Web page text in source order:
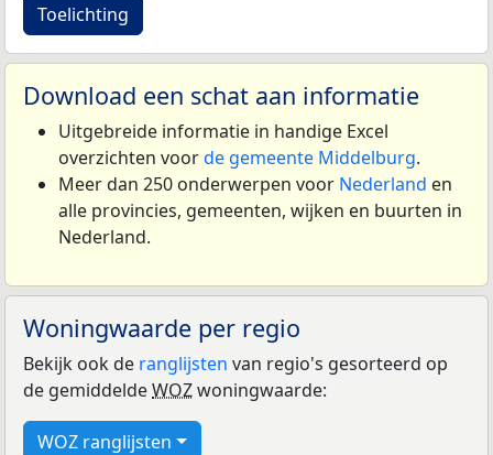
Toelichting
Download een schat aan informatie
Uitgebreide informatie in handige Excel
overzichten voorde gemeente Middelburg.
Meer dan 250 onderwerpen voor Nederland en
alle provincies, gemeenten, wijken en buurten in
Nederland.
Woningwaarde per regio
Bekijk ook de ranglijsten van regio's gesorteerd op
de gemiddeldeWOZwoningwaarde:
WOZ ranglijsten